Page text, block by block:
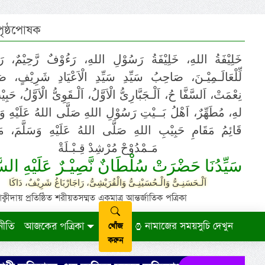
خَلِيْفَةُ اللهِ، خَلِيْفَةُ رَسُوْلِ اللهِ، رَءُوْفٌ رَّحِيْمٌ،
لِّلْعَالَـمِيْـنَ، صَاحِبُ سَيِّدِ سَيِّدِ الْاَعْيَادِ شَرِيْفٍ،
نِعْمَتْ، اَلسَّفَّا حُ، اَلْـجَبَّارِىُّ الْاَوَّلُ، اَلْـقَوِىُّ الْاَوَّلُ،
لهِ، مُطَهِّرٌ، اَهْلُ بَــيْتِ رَسُوْلِ اللهِ صَلَّى اللهُ عَلَيْهِ
قَائِمُ مَقَامِ حَبِيْبِ اللهِ صَلَّى اللهُ عَلَيْهِ وَسَلَّمَ،
مَـمْدُوْحْ مُرْشِدْ قِـبْـلَةْ
سَيِّدُنَا حَضْرَتْ سُلْطَانٌ نَّصِيْـرٌ عَلَيْهِ
اَلْـحَسَنِـىُّ وَالْـحُسَيْنِـىُّ وَالْقُرَيْشِىُّ، رَاجَارْبَاغُ شَرِيْفٌ، دَاكَا
প্রতিষ্ঠিত শরীয়তসম্মত একমাত্র আন্তর্জাতিক পত্রিকা
আজকের পত্রিকা
খোঁজ
করুন
নামাজের সময়সুচি দেখুন